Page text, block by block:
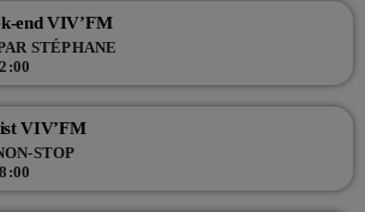
end VIV’FM
STÉPHANE
VIV’FM
STOP